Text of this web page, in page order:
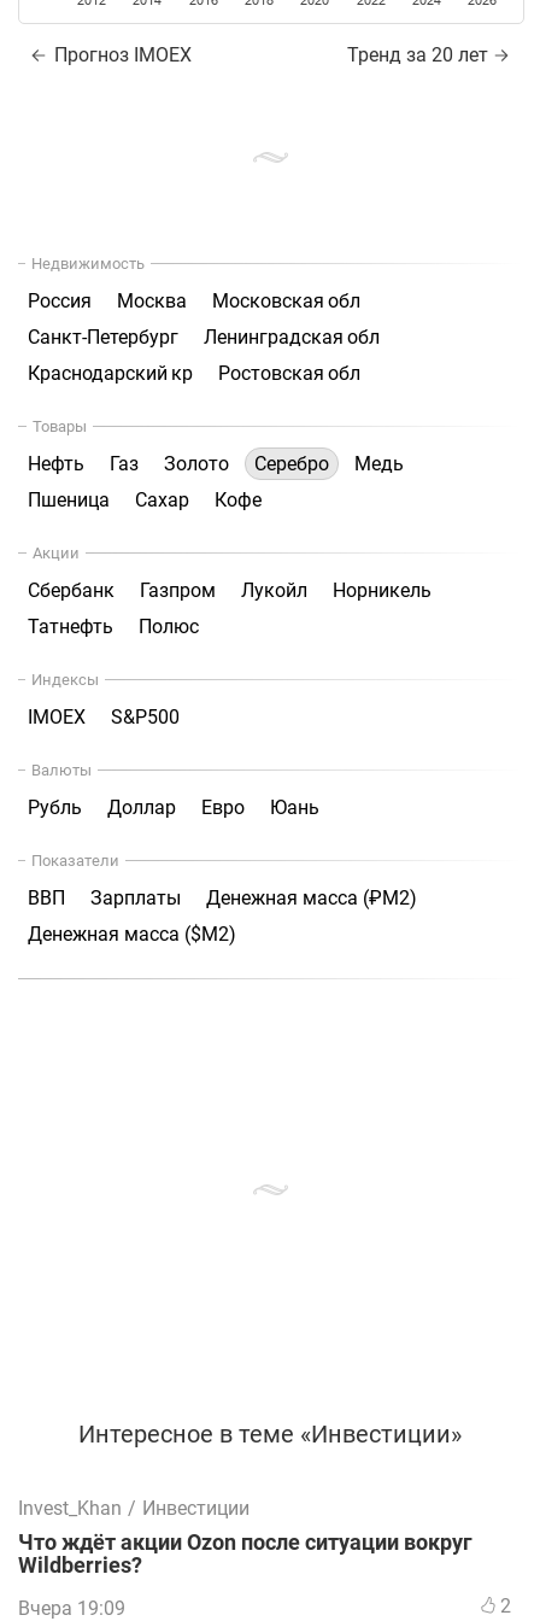
Прогноз IMOEX Тренд за 20 лет
Недвижимость
Россия Москва
Московская обл
Санкт-Петербург
Ленинградская обл
Краснодарский кр
Ростовская обл
Товары
Нефть Газ Золото Серебро
Медь
Пшеница
Сахар Кофе
Акции
Сбербанк Газпром Лукойл
Норникель
Татнефть
Полюс
Индексы
IMOEX S&P500
Валюты
Рубль Доллар Евро Юань
Показатели
ВВП Зарплаты
Денежная масса (₽М2)
Денежная масса ($М2)
Интересное в теме «Инвестиции»
Invest_Khan / Инвестиции
Что ждёт акции Ozon после ситуации вокруг
Wildberries?
Вчера 19:09 2